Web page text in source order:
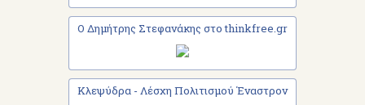
Ο Δημήτρης Στεφανάκης στο thinkfree.gr
Κλεψύδρα - Λέσχη Πολιτισμού Έναστρον